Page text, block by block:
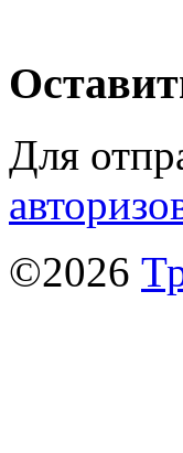
Для
©2026